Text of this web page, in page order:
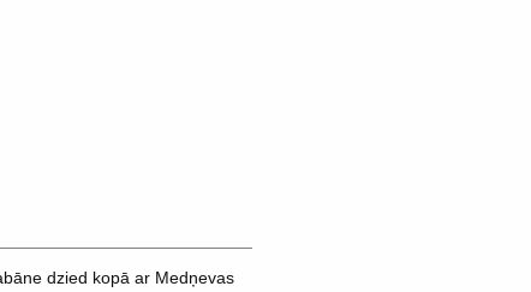
dzied kopā ar Medņevas